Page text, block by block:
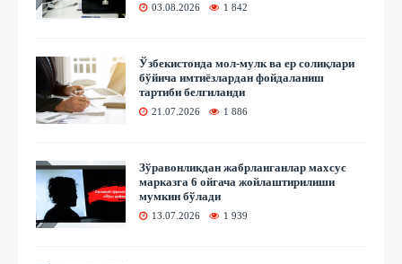
03.08.2026 1 842
Ўзбекистонда мол-мулк ва ер солиқлари
бўйича имтиёзлардан фойдаланиш
тартиби белгиланди
21.07.2026 1 886
Зўравонликдан жабрланганлар махсус
марказга 6 ойгача жойлаштирилиши
мумкин бўлади
13.07.2026 1 939